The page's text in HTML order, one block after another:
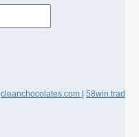
cleanchocolates.com 58win.trade